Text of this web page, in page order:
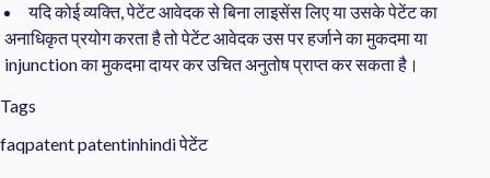
यदि कोई व्यक्ति, पेटेंट आवेदक से बिना लाइसेंस लिए या उसके पेटेंट का
अनाधिकृत प्रयोग करता है तो पेटेंट आवेदक उस पर हर्जाने का मुकदमा या
injunction का मुकदमा दायर कर उचित अनुतोष प्राप्त कर सकता है।
Tags
faqpatentpatentinhindiपेटेंट